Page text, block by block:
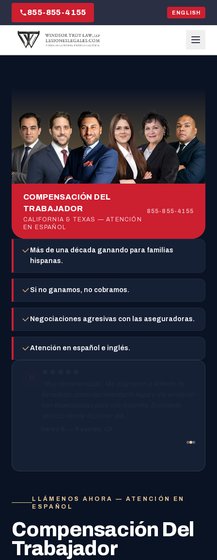
855-855-4155 ENGLISH
LLÁMENOS AHORA — ATENCIÓN EN
ESPAÑOL
Compensación Del
Trabajador
COMPENSACIÓN DEL
TRABAJADOR
CALIFORNIA & TEXAS — ATENCIÓN
EN ESPAÑOL
855-855-4155
Más de una década ganando para familias
hispanas.
Si no ganamos, no cobramos.
Negociaciones agresivas con las aseguradoras.
Atención en español e inglés.